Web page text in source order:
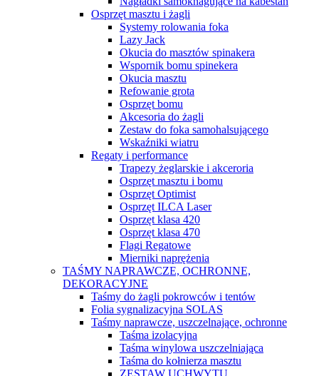
Osprzęt masztu i żagli
Systemy rolowania foka
Lazy Jack
Okucia do masztów spinakera
Wspornik bomu spinekera
Okucia masztu
Refowanie grota
Osprzęt bomu
Akcesoria do żagli
Zestaw do foka samohalsującego
Wskaźniki wiatru
Regaty i performance
Trapezy żeglarskie i akceroria
Osprzęt masztu i bomu
Osprzęt Optimist
Osprzęt ILCA Laser
Osprzęt klasa 420
Osprzęt klasa 470
Flagi Regatowe
Mierniki naprężenia
TAŚMY NAPRAWCZE, OCHRONNE,
DEKORACYJNE
Taśmy do żagli pokrowców i tentów
Folia sygnalizacyjna SOLAS
Taśmy naprawcze, uszczelnające, ochronne
Taśma izolacyjna
Taśma winylowa uszczelniająca
Taśma do kołnierza masztu